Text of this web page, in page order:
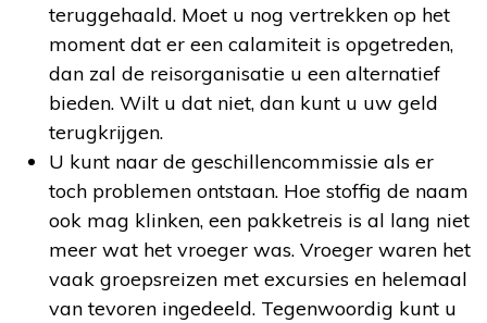
teruggehaald. Moet u nog vertrekken op het
moment dat er een calamiteit is opgetreden,
dan zal de reisorganisatie u een alternatief
bieden. Wilt u dat niet, dan kunt u uw geld
terugkrijgen.
U kunt naar de geschillencommissie als er
toch problemen ontstaan. Hoe stoffig de naam
ook mag klinken, een pakketreis is al lang niet
meer wat het vroeger was. Vroeger waren het
vaak groepsreizen met excursies en helemaal
van tevoren ingedeeld. Tegenwoordig kunt u